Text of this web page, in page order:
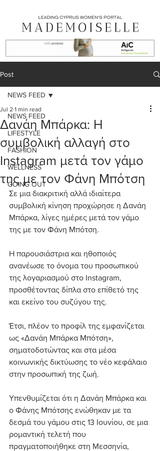
Post
NEWS FEED
LIFESTYLE
FASHION
WELLNESS
GOING OUT
NEWS FEED
Δανάη Μπάρκα: Η
συμβολική αλλαγή στο
Instagram μετά τον γάμο
της με τον Φάνη Μπότση
Jul 2 1 min read
Σε μια διακριτική αλλά ιδιαίτερα
συμβολική κίνηση προχώρησε η Δανάη
Μπάρκα, λίγες ημέρες μετά τον γάμο
της με τον Φάνη Μπότση.
Η παρουσιάστρια και ηθοποιός
ανανέωσε το όνομα του προσωπικού
της λογαριασμού στο Instagram,
προσθέτοντας δίπλα στο επίθετό της
και εκείνο του συζύγου της.
Έτσι, πλέον το προφίλ της εμφανίζεται
ως «Δανάη Μπάρκα Μπότση»,
σηματοδοτώντας και στα μέσα
κοινωνικής δικτύωσης το νέο κεφάλαιο
στην προσωπική της ζωή.
Υπενθυμίζεται ότι η Δανάη Μπάρκα και
ο Φάνης Μπότσης ενώθηκαν με τα
δεσμά του γάμου στις 13 Ιουνίου, σε μια
ρομαντική τελετή που
πραγματοποιήθηκε στη Μεσσηνία,